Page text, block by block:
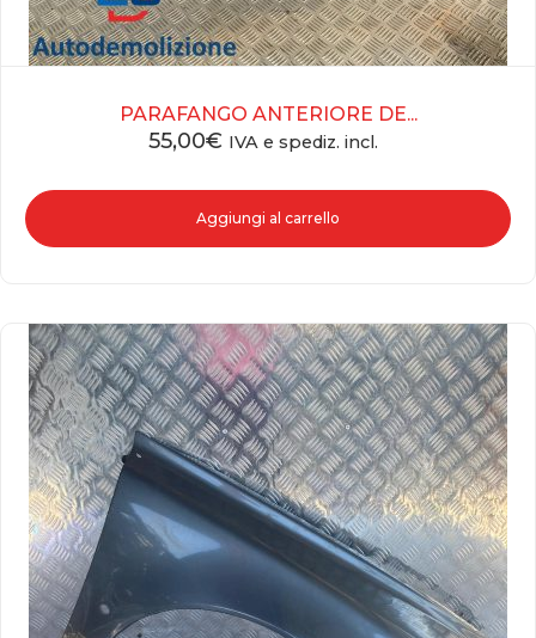
PARAFANGO ANTERIORE DE...
55,00€ IVA e spediz. incl.
Aggiungi al carrello